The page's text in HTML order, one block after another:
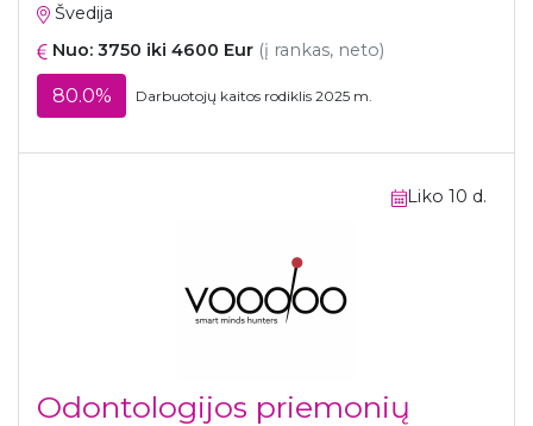
Švedija
Nuo: 3750 iki 4600 Eur (į rankas, neto)
80.0% Darbuotojų kaitos rodiklis 2025 m.
Liko 10 d.
Odontologijos priemonių